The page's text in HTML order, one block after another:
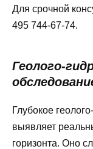
Для срочной
495 744-67-74.
Геолого-
Глубокое
выявляет
горизонта. Оно